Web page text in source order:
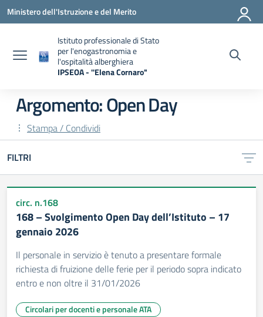
Vai ai contenuti
Vai al menu di navigazione
Vai al footer
Ministero dell'Istruzione e del Merito
Istituto professionale di Stato
per l'enogastronomia e
l'ospitalità alberghiera
IPSEOA - ''Elena Cornaro"
Argomento: Open Day
Stampa / Condividi
FILTRI
circ. n.168
168 – Svolgimento Open Day dell’Istituto – 17
gennaio 2026
Il personale in servizio è tenuto a presentare formale
richiesta di fruizione delle ferie per il periodo sopra indicato
entro e non oltre il 31/01/2026
Circolari per docenti e personale ATA